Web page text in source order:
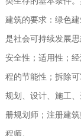
建筑的要求：绿色
是社会可持续发展
安全性；适用性；
程的节能性；拆除
规划、设计、施工
册规划师；注册建
程师。